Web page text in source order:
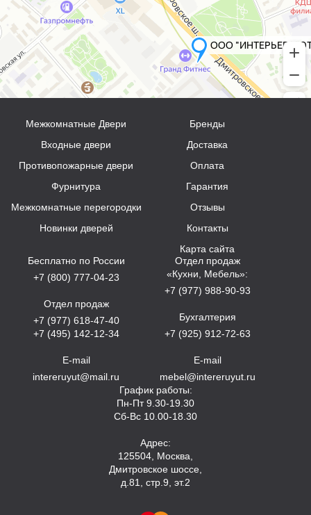
Межкомнатные Двери
Входные двери
Противопожарные двери
Фурнитура
Межкомнатные перегородки
Новинки дверей
Бренды
Доставка
Оплата
Гарантия
Отзывы
Контакты
Карта сайта
Бесплатно по России
+7 (800) 777-04-23
Отдел продаж
+7 (977) 618-47-40
+7 (495) 142-12-34
E-mail
intereruyut@mail.ru
Отдел продаж
«Кухни, Мебель»:
+7 (977) 988-90-93
Бухгалтерия
+7 (925) 912-72-63
E-mail
mebel@intereruyut.ru
График работы:
Пн-Пт 9.30-19.30
Сб-Вс 10.00-18.30
Адрес:
125504, Москва,
Дмитровское шоссе,
д.81, стр.9, эт.2